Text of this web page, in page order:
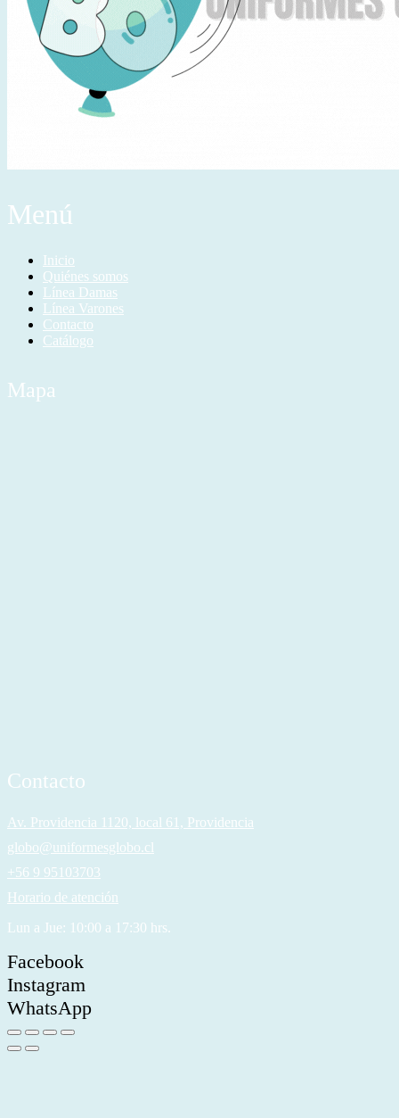
Menú
Inicio
Quiénes somos
Línea Damas
Línea Varones
Contacto
Catálogo
Mapa
Contacto
Av. Providencia 1120, local 61, Providencia
globo@uniformesglobo.cl
+56 9 95103703
Horario de atención
Lun a Jue: 10:00 a 17:30 hrs.
Facebook
Instagram
WhatsApp